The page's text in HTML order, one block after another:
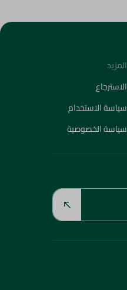
المزيد
الاسترجاع
سياسة الاستخدام
سياسة الخصوصية